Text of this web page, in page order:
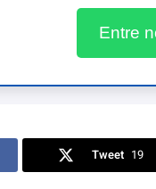
Entre
Tweet 19